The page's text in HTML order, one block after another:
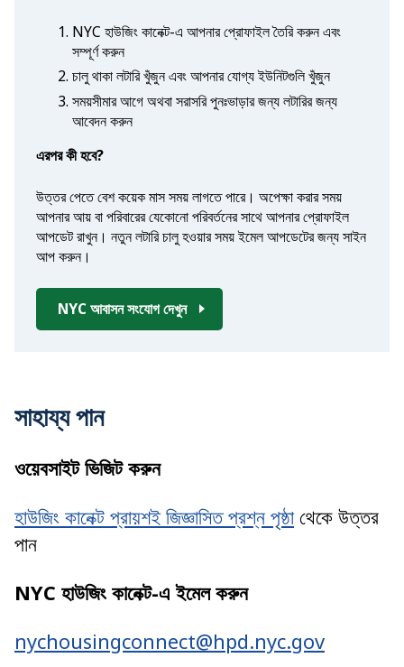
NYC হাউজিং কানেক্ট-এ আপনার প্রোফাইল তৈরি করুন এবং
সম্পূর্ণ করুন
চালু থাকা লটারি খুঁজুন এবং আপনার যোগ্য ইউনিটগুলি খুঁজুন
সময়সীমার আগে অথবা সরাসরি পুনঃভাড়ার জন্য লটারির জন্য
আবেদন করুন
এরপর কী হবে?
উত্তর পেতে বেশ কয়েক মাস সময় লাগতে পারে। অপেক্ষা করার সময়
আপনার আয় বা পরিবারের যেকোনো পরিবর্তনের সাথে আপনার প্রোফাইল
আপডেট রাখুন। নতুন লটারি চালু হওয়ার সময় ইমেল আপডেটের জন্য সাইন
আপ করুন।
NYC আবাসন সংযোগ দেখুন
সাহায্য পান
ওয়েবসাইট ভিজিট করুন
হাউজিং কানেক্ট প্রায়শই জিজ্ঞাসিত প্রশ্ন পৃষ্ঠাথেকে উত্তর
পান
NYC হাউজিং কানেক্ট-এ ইমেল করুন
nychousingconnect@hpd.nyc.gov